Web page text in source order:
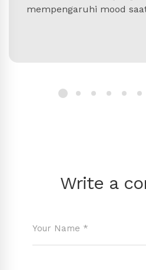
mempengaruhi mood
Write a